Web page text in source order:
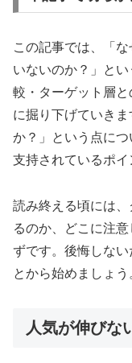
この記事では、「
いないのか？」と
較・ターゲット層
に掘り下げていき
か？」という点に
支持されているポイ
読み終える頃には
るのか、どこに注
ずです。後悔しな
とから始めましょう
人気が伸びな